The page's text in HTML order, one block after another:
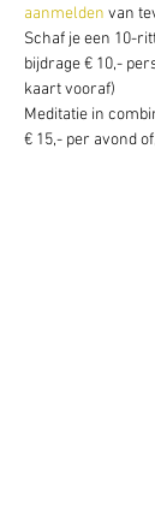
aanmelden van
Schaf je een 10-
bijdrage € 10,-
kaart vooraf)
Meditatie in
€ 15,- per avond